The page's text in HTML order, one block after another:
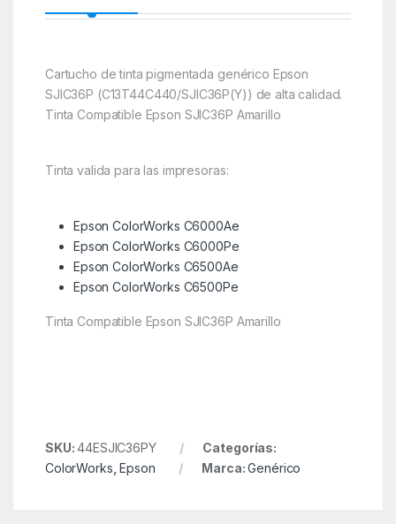
Cartucho de tinta pigmentada genérico Epson
SJIC36P (C13T44C440/SJIC36P(Y)) de alta calidad.
Tinta Compatible Epson SJIC36P Amarillo
Tinta valida para las impresoras:
Epson ColorWorks C6000Ae
Epson ColorWorks C6000Pe
Epson ColorWorks C6500Ae
Epson ColorWorks C6500Pe
Tinta Compatible Epson SJIC36P Amarillo
SKU:44ESJIC36PY
Categorías:
ColorWorks ,Epson Marca:Genérico